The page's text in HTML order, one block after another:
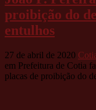
proibição do
entulhos
27 de abril de 2020
em Prefeitura de Cotia
placas de proibição do